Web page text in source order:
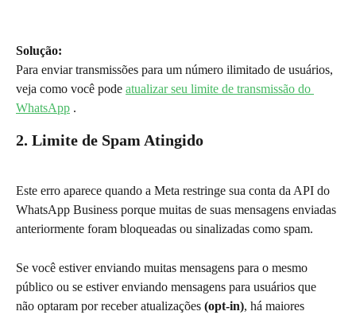
Solução:
Para enviar transmissões para um número ilimitado de usuários,
veja como você pode atualizar seu limite de transmissão do
WhatsApp .
2. Limite de Spam Atingido
Este erro aparece quando a Meta restringe sua conta da API do
WhatsApp Business porque muitas de suas mensagens enviadas
anteriormente foram bloqueadas ou sinalizadas como spam.
Se você estiver enviando muitas mensagens para o mesmo
público ou se estiver enviando mensagens para usuários que
não optaram por receber atualizações (opt-in), há maiores